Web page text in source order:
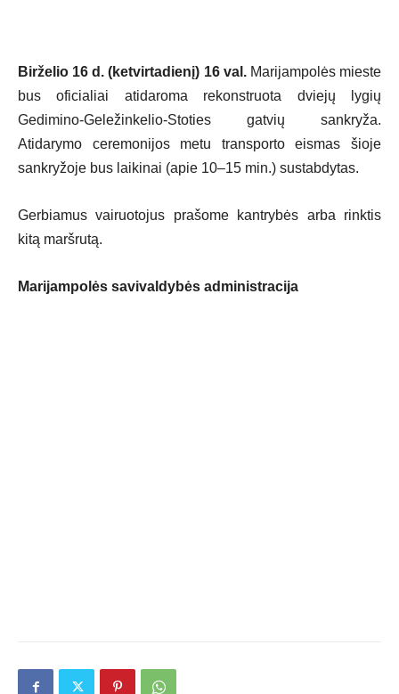
Birželio 16 d. (ketvirtadienį) 16 val.Marijampolės mieste
bus oficialiai atidaroma rekonstruota dviejų lygių
Gedimino-Geležinkelio-Stoties gatvių sankryža.
Atidarymo ceremonijos metu transporto eismas šioje
sankryžoje bus laikinai (apie 10–15 min.) sustabdytas.
Gerbiamus vairuotojus prašome kantrybės arba rinktis
kitą maršrutą.
Marijampolės savivaldybės administracija